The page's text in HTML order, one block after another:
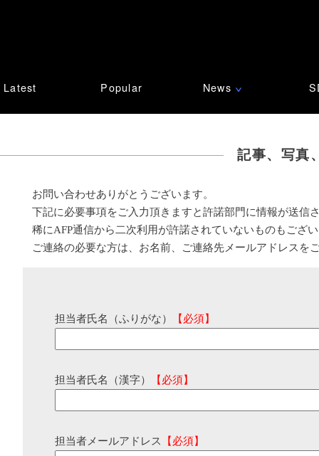
Latest Popular News ∨
記事、写真
お問い合わせありがとうございます。
下記に必要事項をご入力頂きますと許諾部門に情報が送信
稀にAFP通信から二次利用が許諾されていないものもござ
ご連絡の必要な方は、お名前、ご連絡先メールアドレスを
担当者氏名（ふりがな） 【必須】
担当者氏名（漢字） 【必須】
担当者メールアドレス 【必須】